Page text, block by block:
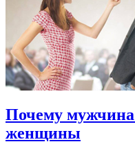
Почему мужчина
женщины